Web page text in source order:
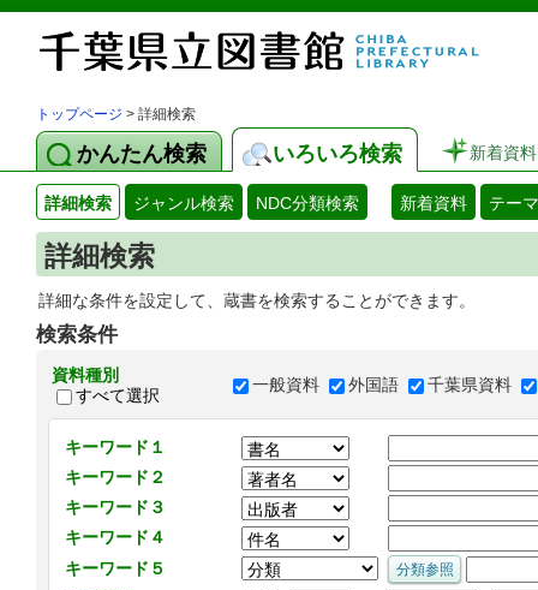
トップページ > 詳細検索
かんたん検索 いろいろ検索 新着資料
詳細検索 ジャンル検索 NDC分類検索 新着資料 テー
詳細検索
詳細な条件を設定して、蔵書を検索することができます。
検索条件
資料種別
すべて選択
一般資料 外国語 千葉県資料
キーワード１
キーワード２
キーワード３
キーワード４
キーワード５